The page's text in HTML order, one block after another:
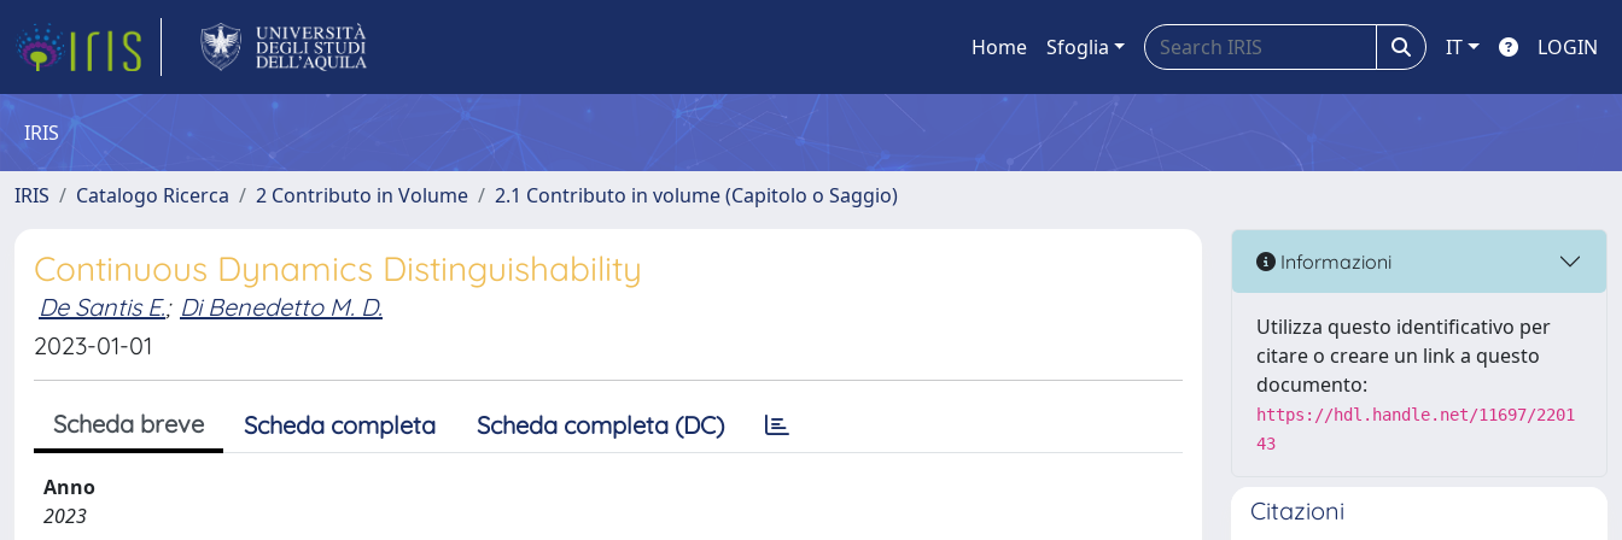
Home Sfoglia IT LOGIN
IRIS
IRIS Catalogo Ricerca 2 Contributo in Volume 2.1 Contributo in volume (Capitolo o Saggio)
Continuous Dynamics Distinguishability
De Santis E.; Di Benedetto M. D.
2023-01-01
Scheda breve Scheda completa Scheda completa (DC)
Anno
2023
Informazioni
Utilizza questo identificativo per
citare o creare un link a questo
documento:
https://hdl.handle.net/11697/2201
43
Citazioni